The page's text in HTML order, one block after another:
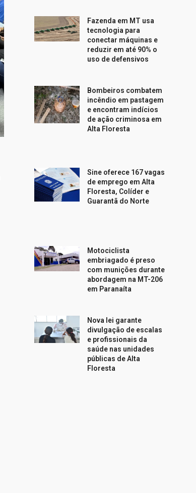
Fazenda em MT usa
tecnologia para
conectar máquinas e
reduzir em até 90% o
uso de defensivos
Bombeiros combatem
incêndio em pastagem
e encontram indícios
de ação criminosa em
Alta Floresta
Sine oferece 167 vagas
de emprego em Alta
Floresta, Colíder e
Guarantã do Norte
Motociclista
embriagado é preso
com munições durante
abordagem na MT-206
em Paranaíta
Nova lei garante
divulgação de escalas
e profissionais da
saúde nas unidades
públicas de Alta
Floresta